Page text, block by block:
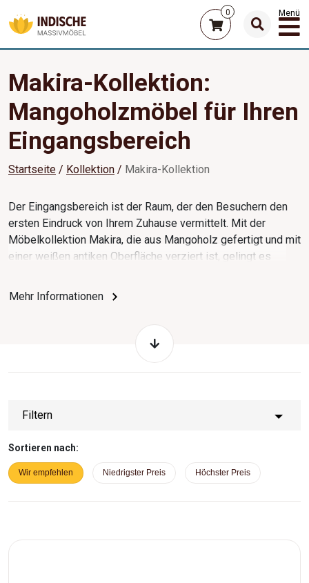
0 Menü
Makira-Kollektion:
Mangoholzmöbel für Ihren
Eingangsbereich
Startseite Kollektion Makira-Kollektion
Der Eingangsbereich ist der Raum, der den Besuchern den
ersten Eindruck von Ihrem Zuhause vermittelt. Mit der
Möbelkollektion Makira, die aus Mangoholz gefertigt und mit
einer weißen antiken Oberfläche verziert ist, gelingt es
schaffen. Dieses elegante Set umfasst eine originell
Wandpaneele zum Aufhängen von Oberbekleidung. Ein
großes Wandspiegel rundet das Gesamtbild des
Eingangsbereichs ab. Hergestellt in Indien, ist jedes Stück
aufgrund der präzisen Handarbeit und der Metallgriffe
Mehr Informationen
Filtern
Sortieren nach:
Wir empfehlen Niedrigster Preis Höchster Preis